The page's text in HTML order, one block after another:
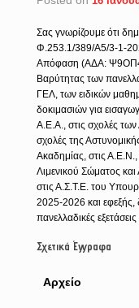
Σας γνωρίζουμε ότι
Φ.253.1/389/Α5/3-1-
Απόφαση (ΑΔΑ:
Βαρύτητας των
ΓΕΛ, των ειδικών
δοκιμασιών για
Α.Ε.Α., στις σχολές των
σχολές της
Ακαδημίας, στις
Λιμενικού Σώματος
στις Α.Σ.Τ.Ε. του
2025-2026 και εφεξής,
πανελλαδικές
Σχετικά Έγγραφα
Αρχείο